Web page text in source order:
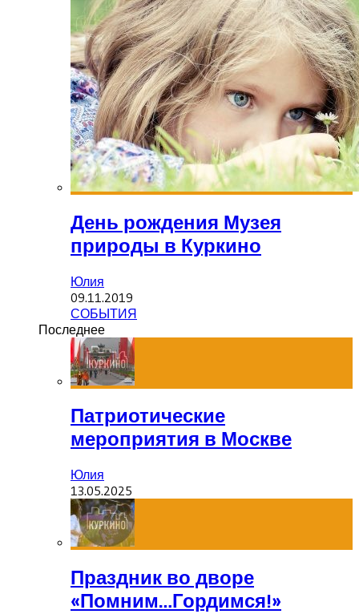
День рождения Музея
природы в Куркино
Юлия
09.11.2019
СОБЫТИЯ
Последнее
Патриотические
мероприятия в Москве
Юлия
13.05.2025
Праздник во дворе
«Помним…Гордимся!»